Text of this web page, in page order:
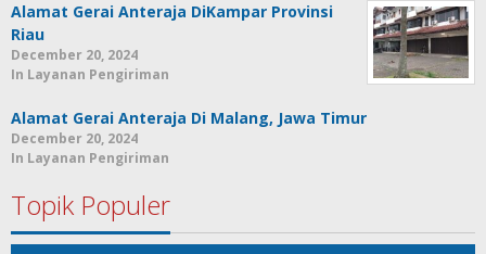
Alamat Gerai Anteraja DiKampar Provinsi
Riau
December 20, 2024
In Layanan Pengiriman
Alamat Gerai Anteraja Di Malang, Jawa Timur
December 20, 2024
In Layanan Pengiriman
Topik Populer